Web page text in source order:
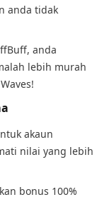
anda tidak
anda
lebih murah
akaun
nilai yang lebih
bonus 100%